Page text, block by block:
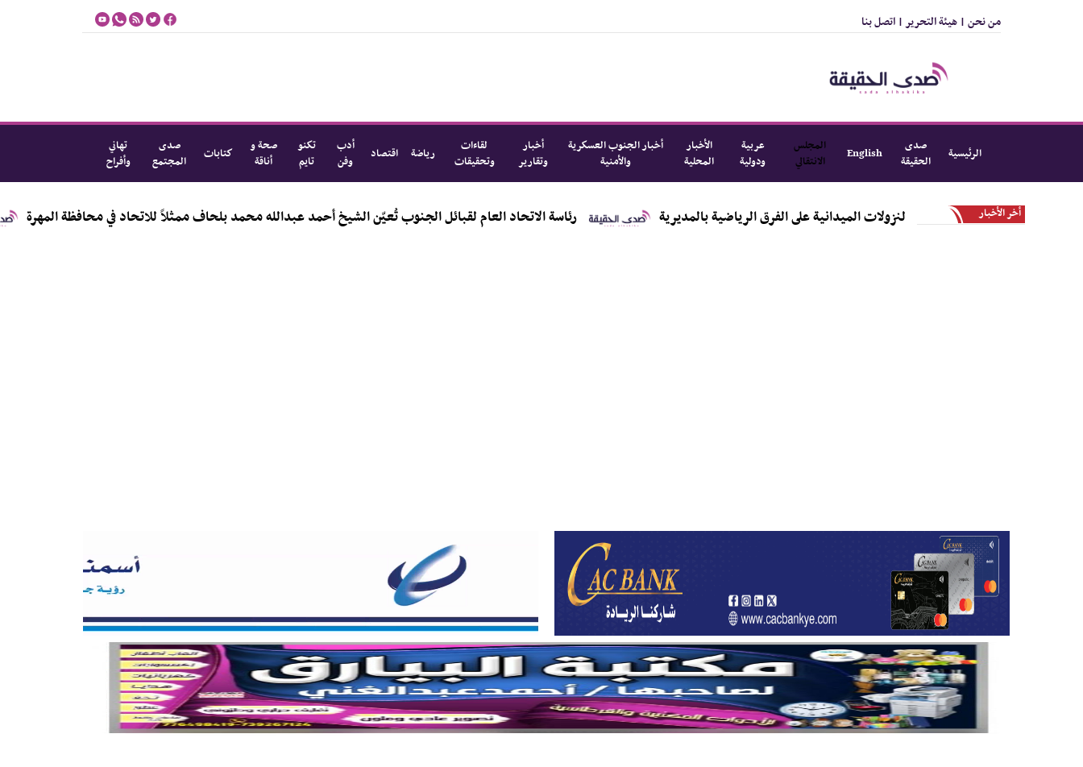
من نحن | هيئة التحرير | اتصل بنا
الرئيسية
صدى
الحقيقة
English
المجلس
الانتقالي
عربية
ودولية
الأخبار
المحلية
أخبار الجنوب العسكرية
والأمنية
أخبار
وتقارير
لقاءات
وتحقيقات
رياضة اقتصاد
أدب
وفن
تكنو
تايم
صحة و
أناقة
كتابات
صدى
المجتمع
تهاني
وأفراح
أخر الأخبار
المرحلة الأولى من النزولات الميدانية على الفرق الرياضية بالمديرية رئاسة الاتحاد العام لقبائل الجنوب تُعيّن الشيخ أحمد عبدالله محمد بلحاف ممثلاً للاتحاد في محافظة المهرة